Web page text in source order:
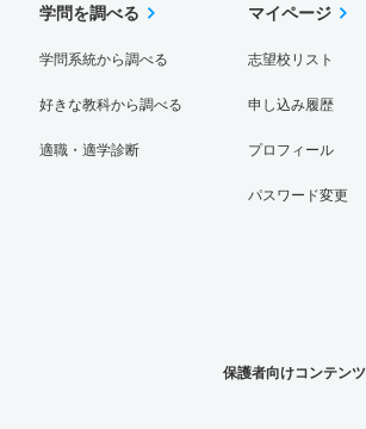
学問を調べる
学問系統から調べる
好きな教科から調べる
適職・適学診断
マイページ
志望校リスト
申し込み履歴
プロフィール
パスワード変更
保護者向けコンテンツ